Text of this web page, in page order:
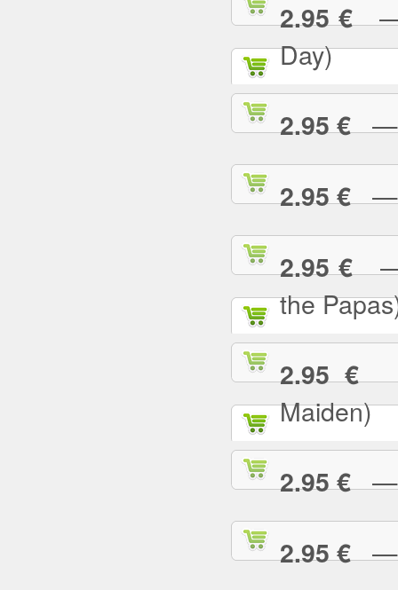
2.95 €—
Day)
2.95 €—
2.95 €—
2.95 €—
the
2.95 €—
Maiden)
2.95 €—
2.95 €—